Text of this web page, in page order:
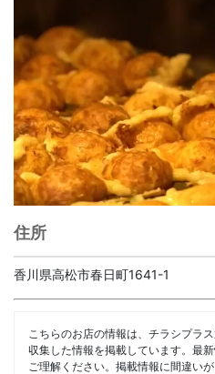
住所
香川県高松市春日町1641-1
こちらのお店の情報は、チラシプラ
収集した情報を掲載しています。最
ご理解ください。掲載情報に間違い